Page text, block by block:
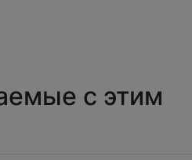
с этим